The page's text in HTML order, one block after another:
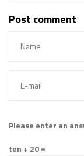
Post comment
Please enter an
ten + 20 =